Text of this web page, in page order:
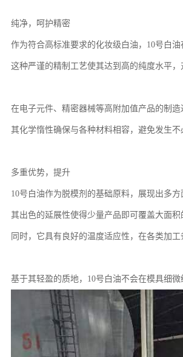
纯净，呵护精密
作为符合高标准要求的化妆级白油，10号白
这种严谨的精制工艺使其达到高的纯度水平
在电子元件、精密器械等高附加值产品的制
其化学惰性确保与各种材料相容，避免发生不
多重优势，提升
10号白油作为脱模剂的基础原料，展现出多方
其出色的延展性使得少量产品即可覆盖大面积
同时，它具有良好的温度适应性，在各类加
基于其轻盈的质地，10号白油不会在模具细